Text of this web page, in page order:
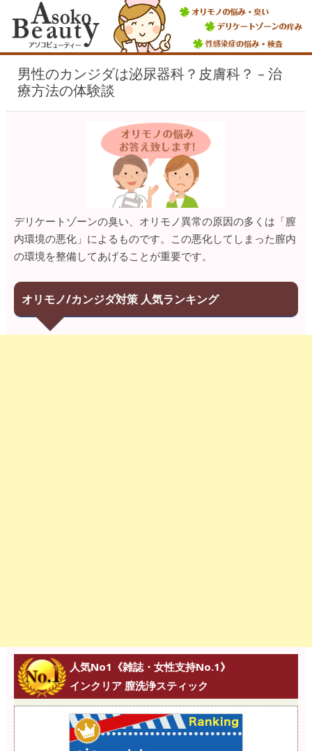
男性のカンジダは泌尿器科？皮膚科？ – 治
療方法の体験談
デリケートゾーンの臭い、オリモノ異常の原因の多くは「膣
内環境の悪化」によるものです。この悪化してしまった膣内
の環境を整備してあげることが重要です。
オリモノ/カンジダ対策 人気ランキング
人気No1《雑誌・女性支持No.1》
インクリア 膣洗浄スティック